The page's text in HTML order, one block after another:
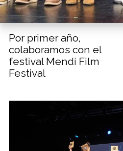
Por primer año,
colaboramos con el
festival Mendi Film
Festival